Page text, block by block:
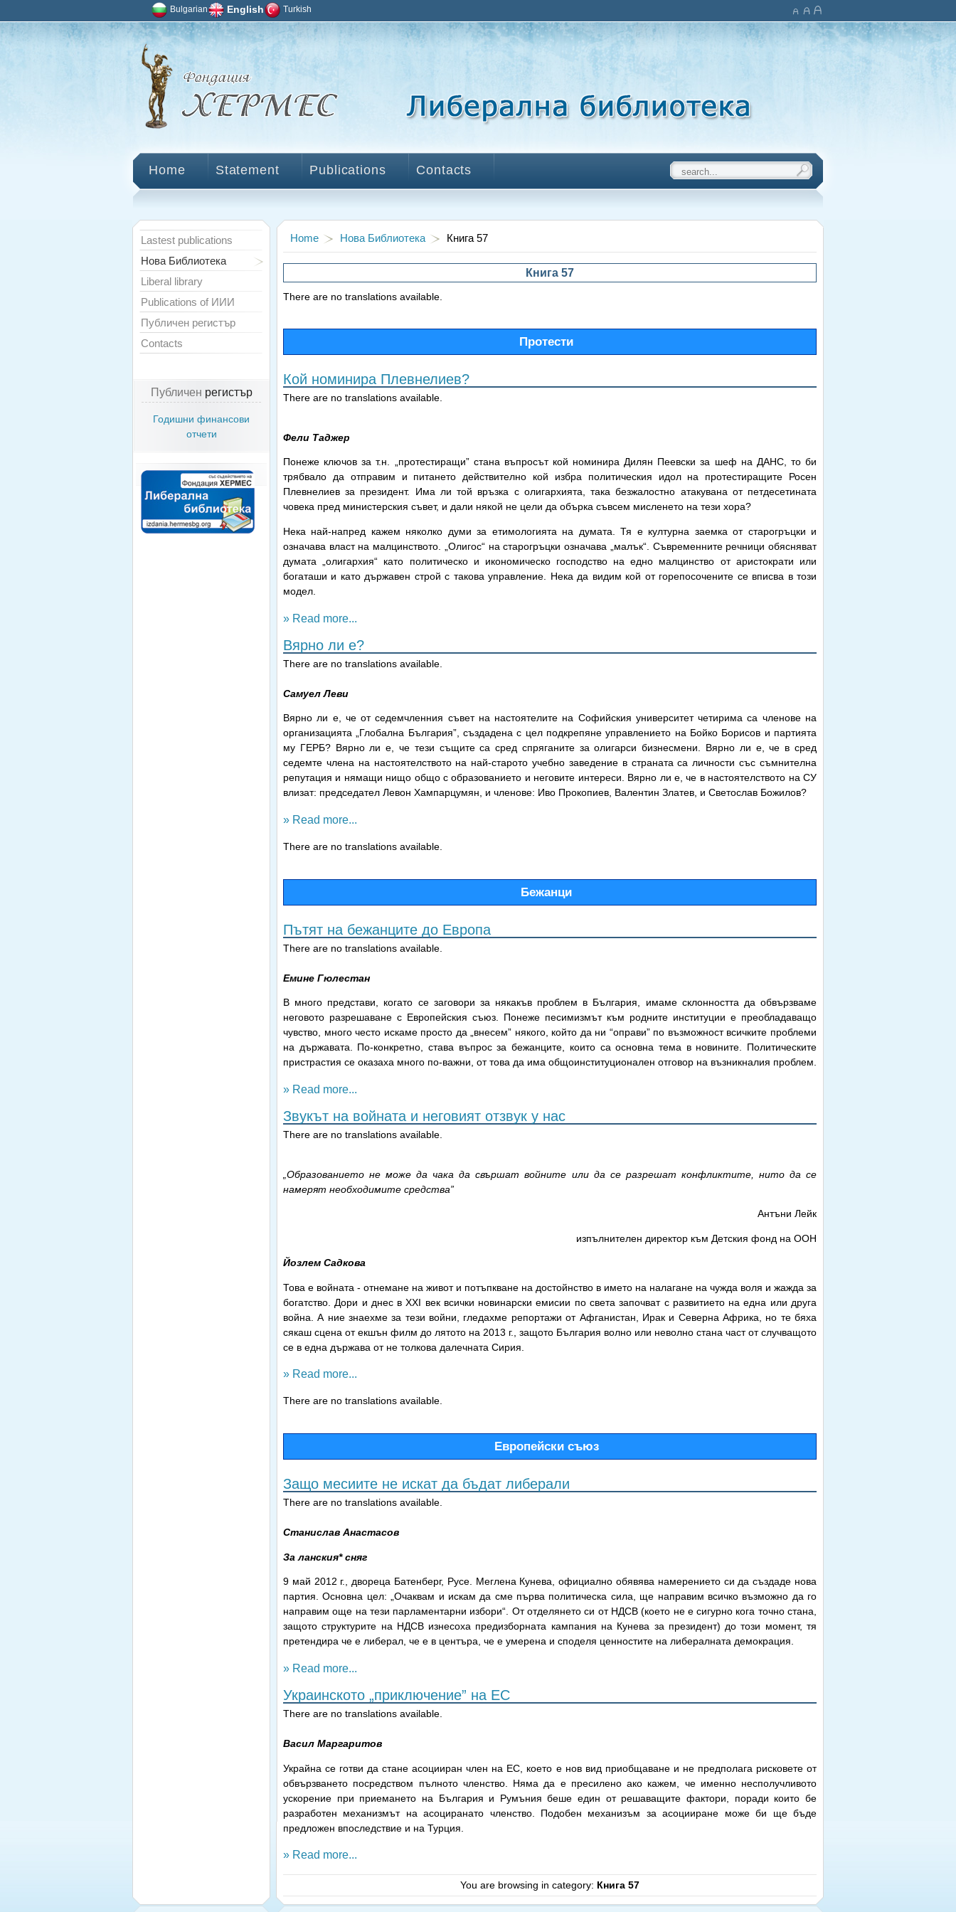
Bulgarian English Turkish
Home Statement Publications Contacts
Home Нова Библиотека Книга 57
Книга 57
There are no translations available.
Протести
Кой номинира Плевнелиев?
There are no translations available.
Фели Таджер
Понеже ключов за т.н. „протестиращи” стана въпросът кой номинира Дилян Пеевски за шеф на ДАНС, то би
трябвало да отправим и питането действително кой избра политическия идол на протестиращите Росен
Плевнелиев за президент. Има ли той връзка с олигархията, така безжалостно атакувана от петдесетината
човека пред министерския съвет, и дали някой не цели да обърка съвсем мисленето на тези хора?
Нека най-напред кажем няколко думи за етимологията на думата. Тя е културна заемка от старогръцки и
означава власт на малцинството. „Олигос“ на старогръцки означава „малък“. Съвременните речници обясняват
думата „олигархия“ като политическо и икономическо господство на едно малцинство от аристократи или
богаташи и като държавен строй с такова управление. Нека да видим кой от горепосочените се вписва в този
модел.
» Read more...
Вярно ли е?
There are no translations available.
Самуел Леви
Вярно ли е, че от седемчленния съвет на настоятелите на Софийския университет четирима са членове на
организацията „Глобална България”, създадена с цел подкрепяне управлението на Бойко Борисов и партията
му ГЕРБ? Вярно ли е, че тези същите са сред спряганите за олигарси бизнесмени. Вярно ли е, че в сред
седемте члена на настоятелството на най-старото учебно заведение в страната са личности със съмнителна
репутация и нямащи нищо общо с образованието и неговите интереси. Вярно ли е, че в настоятелството на СУ
влизат: председател Левон Хампарцумян, и членове: Иво Прокопиев, Валентин Златев, и Светослав Божилов?
» Read more...
There are no translations available.
Бежанци
Пътят на бежанците до Европа
There are no translations available.
Емине Гюлестан
В много представи, когато се заговори за някакъв проблем в България, имаме склонността да обвързваме
неговото разрешаване с Европейския съюз. Понеже песимизмът към родните институции е преобладаващо
чувство, много често искаме просто да „внесем” някого, който да ни “оправи” по възможност всичките проблеми
на държавата. По-конкретно, става въпрос за бежанците, които са основна тема в новините. Политическите
пристрастия се оказаха много по-важни, от това да има общоинституционален отговор на възникналия проблем.
» Read more...
Звукът на войната и неговият отзвук у нас
There are no translations available.
„Образованието не може да чака да свършат войните или да се разрешат конфликтите, нито да се
намерят необходимите средства”
Антъни Лейк
изпълнителен директор към Детския фонд на ООН
Йозлем Садкова
Това е войната - отнемане на живот и потъпкване на достойнство в името на налагане на чужда воля и жажда за
богатство. Дори и днес в XXI век всички новинарски емисии по света започват с развитието на една или друга
война. А ние знаехме за тези войни, гледахме репортажи от Афганистан, Ирак и Северна Африка, но те бяха
сякаш сцена от екшън филм до лятото на 2013 г., защото България волно или неволно стана част от случващото
се в една държава от не толкова далечната Сирия.
» Read more...
There are no translations available.
Европейски съюз
Защо месиите не искат да бъдат либерали
There are no translations available.
Станислав Анастасов
За ланския* сняг
9 май 2012 г., двореца Батенберг, Русе. Меглена Кунева, официално обявява намерението си да създаде нова
партия. Основна цел: „Очаквам и искам да сме първа политическа сила, ще направим всичко възможно да го
направим още на тези парламентарни избори“. От отделянето си от НДСВ (което не е сигурно кога точно стана,
защото структурите на НДСВ изнесоха предизборната кампания на Кунева за президент) до този момент, тя
претендира че е либерал, че е в центъра, че е умерена и споделя ценностите на либералната демокрация.
» Read more...
Украинското „приключение” на ЕС
There are no translations available.
Васил Маргаритов
Украйна се готви да стане асоцииран член на ЕС, което е нов вид приобщаване и не предполага рисковете от
обвързването посредством пълното членство. Няма да е пресилено ако кажем, че именно несполучливото
ускорение при приемането на България и Румъния беше един от решаващите фактори, поради които бе
разработен механизмът на асоциранато членство. Подобен механизъм за асоцииране може би ще бъде
предложен впоследствие и на Турция.
» Read more...
You are browsing in category: Книга 57
Lastest publications
Нова Библиотека
Liberal library
Publications of ИИИ
Публичен регистър
Contacts
Публичен регистър
Годишни финансови
отчети